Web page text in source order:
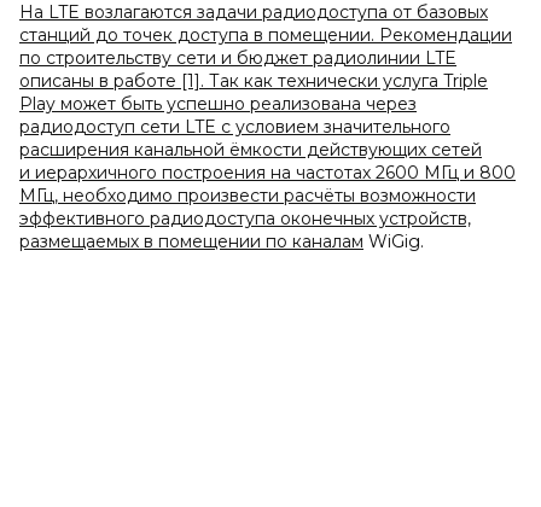
На LTE возлагаются задачи радиодоступа от базовых
станций до точек доступа в помещении. Рекомендации
по строительству сети и бюджет радиолинии LTE
описаны в работе [1]. Так как технически услуга Triple
Play может быть успешно реализована через
радиодоступ сети LTE с условием значительного
расширения канальной ёмкости действующих сетей
и иерархичного построения на частотах 2600 МГц и 800
МГц, необходимо произвести расчёты возможности
эффективного радиодоступа оконечных устройств,
размещаемых в помещении по каналам WiGig.